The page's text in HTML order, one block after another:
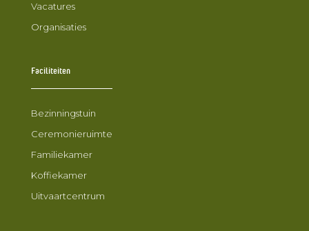
Vacatures
Organisaties
Faciliteiten
Bezinningstuin
Ceremonieruimte
Familiekamer
Koffiekamer
Uitvaartcentrum